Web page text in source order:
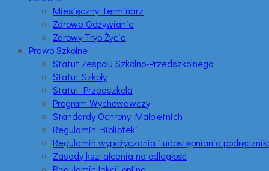
Miesięczny Terminarz
Zdrowe Odżywianie
Zdrowy Tryb Życia
Prawo Szkolne
Statut Zespołu Szkolno-Przedszkolnego
Statut Szkoły
Statut Przedszkola
Program Wychowawczy
Standardy Ochrony Małoletnich
Regulamin Biblioteki
Regulamin wypożyczania i udostępniania
Zasady kształcenia na odległość